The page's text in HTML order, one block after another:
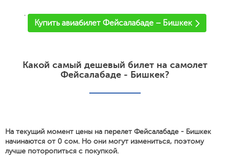
'
Купить авиабилет Фейсалабаде – Бишкек
Какой самый дешевый билет на самолет
Фейсалабаде - Бишкек?
На текущий момент цены на перелет Фейсалабаде - Бишкек
начинаются от 0 сом. Но они могут измениться, поэтому
лучше поторопиться с покупкой.